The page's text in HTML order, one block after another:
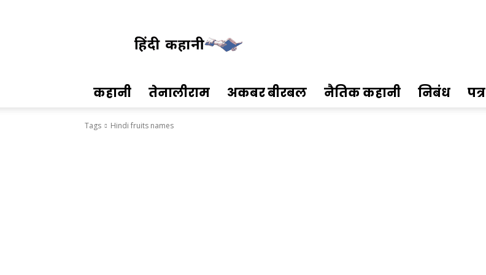
Kahani
कहानी तेनालीराम अकबर बीरबल नैतिक कहानी निबंध पत्र
Tags Hindi fruits names